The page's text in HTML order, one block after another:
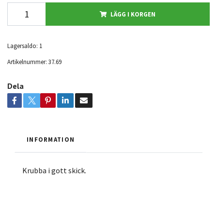
LÄGG I KORGEN
Lagersaldo: 1
Artikelnummer: 37.69
Dela
INFORMATION
Krubba i gott skick.